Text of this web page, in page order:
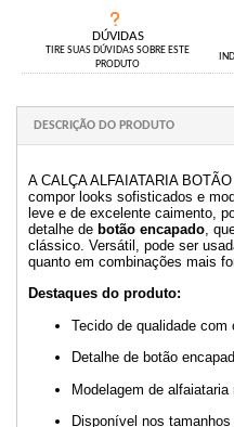
DÚVIDAS
TIRE SUAS DÚVIDAS SOBRE ESTE
PRODUTO
DESCRIÇÃO DO PRODUTO
A CALÇA ALFAIATARIA
compor looks sofisticados e
leve e de excelente caimento,
detalhe de botão encapado ,
clássico. Versátil, pode ser
quanto em combinações mais
Destaques do produto:
Tecido de qualidade com
Detalhe de botão
Modelagem de alfaiataria
Disponível nos